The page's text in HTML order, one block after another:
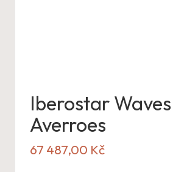
Iberostar Waves
Averroes
67 487,00 Kč